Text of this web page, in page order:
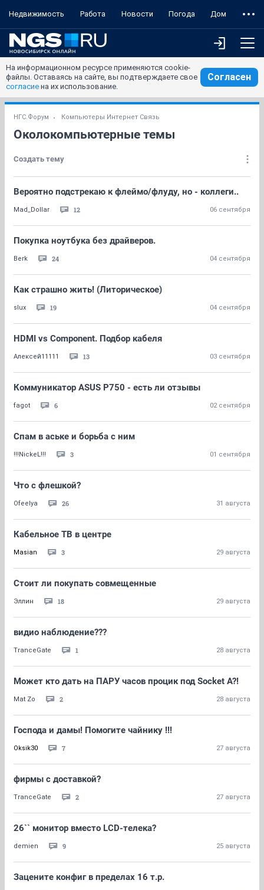
Недвижимость Работа Новости Погода Дом
На информационном ресурсе применяются cookie-
файлы. Оставаясь на сайте, вы подтверждаете свое
согласие на их использование.
Согласен
НГС.Форум Компьютеры Интернет Связь
Околокомпьютерные темы
Создать тему
Вероятно подстрекаю к флеймо/флуду, но - коллеги..
Mad_Dollar 12 06 сентября
Покупка ноутбука без драйверов.
Berk 24 04 сентября
Как страшно жить! (Литорическое)
slux 19 04 сентября
HDMI vs Component. Подбор кабеля
Алексей11111 13 03 сентября
Коммуникатор ASUS P750 - есть ли отзывы
fagot 6 02 сентября
Спам в аське и борьба с ним
!!!NickeL!!! 3 01 сентября
Что с флешкой?
Ofeelya 26 31 августа
Кабельное ТВ в центре
Masian 3 29 августа
Стоит ли покупать совмещенные
Эллин 18 29 августа
видио наблюдение???
TranceGate 1 28 августа
Может кто дать на ПАРУ часов процик под Socket A?!
Mat Zo 2 28 августа
Господа и дамы! Помогите чайнику !!!
Oksik30 7 27 августа
фирмы с доставкой?
TranceGate 2 27 августа
26`` монитор вместо LCD-телека?
demien 9 25 августа
Зацените конфиг в пределах 16 т.р.